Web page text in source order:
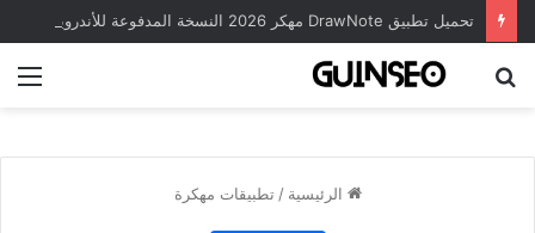
الرئيسية / تطبيقات مهكرة